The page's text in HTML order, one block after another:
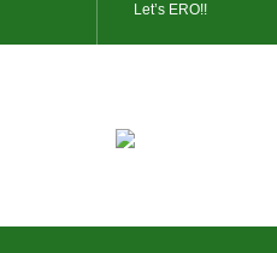
Let’s ERO!!